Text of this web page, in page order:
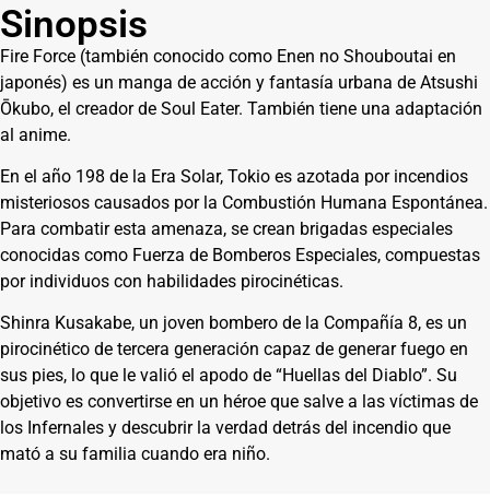
Sinopsis
Fire Force (también conocido como Enen no Shouboutai en
japonés) es un manga de acción y fantasía urbana de Atsushi
Ōkubo, el creador de Soul Eater. También tiene una adaptación
al anime.
En el año 198 de la Era Solar, Tokio es azotada por incendios
misteriosos causados por la Combustión Humana Espontánea.
Para combatir esta amenaza, se crean brigadas especiales
conocidas como Fuerza de Bomberos Especiales, compuestas
por individuos con habilidades pirocinéticas.
Shinra Kusakabe, un joven bombero de la Compañía 8, es un
pirocinético de tercera generación capaz de generar fuego en
sus pies, lo que le valió el apodo de “Huellas del Diablo”. Su
objetivo es convertirse en un héroe que salve a las víctimas de
los Infernales y descubrir la verdad detrás del incendio que
mató a su familia cuando era niño.